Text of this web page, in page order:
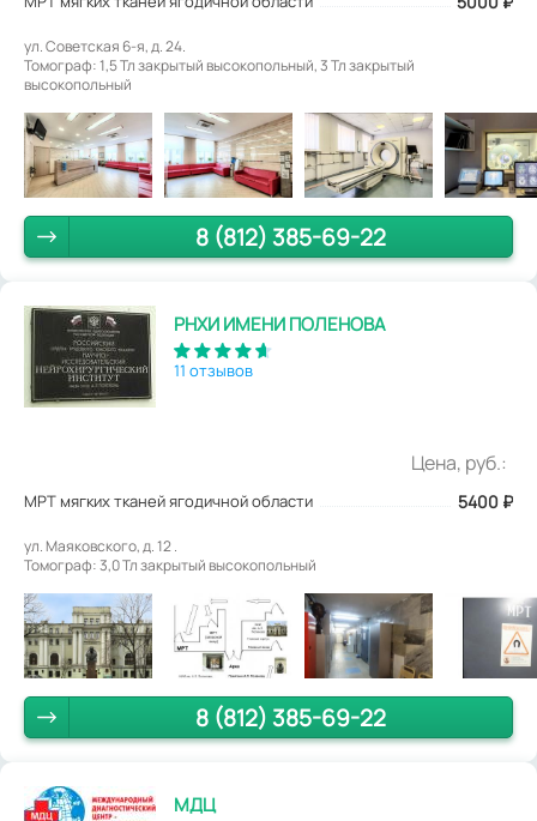
ул. Советская 6-я, д. 24.
Томограф: 1,5 Тл закрытый высокопольный, 3 Тл закрытый
высокопольный
8 (812) 385-69-22
РНХИ ИМЕНИ ПОЛЕНОВА
11 отзывов
Цена, руб.:
МРТ мягких тканей ягодичной области 5400 ₽
ул. Маяковского, д. 12 .
Томограф: 3,0 Тл закрытый высокопольный
8 (812) 385-69-22
МДЦ